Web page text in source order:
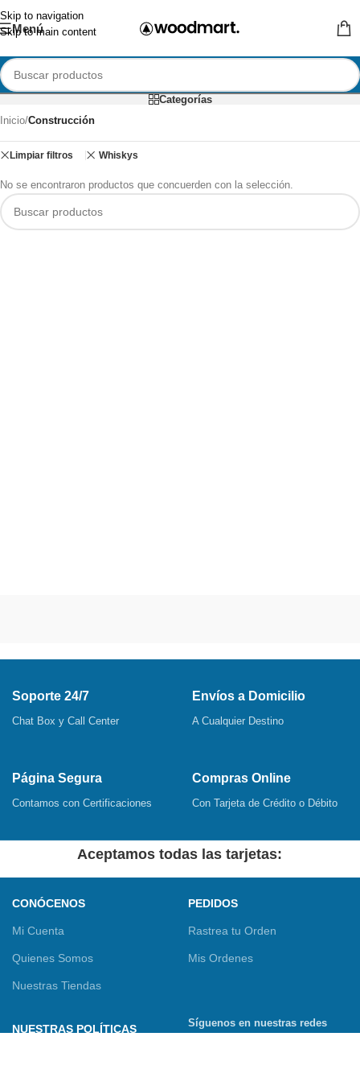
Skip to navigation
Skip to main content
Menú
Categorías
Inicio/Construcción
Limpiar filtros Whiskys
No se encontraron productos que concuerden con la selección.
Soporte 24/7
Chat Box y Call Center
Envíos a Domicilio
A Cualquier Destino
Página Segura
Contamos con Certificaciones
Compras Online
Con Tarjeta de Crédito o Débito
Aceptamos todas las tarjetas:
CONÓCENOS
Mi Cuenta
Quienes Somos
Nuestras Tiendas
PEDIDOS
Rastrea tu Orden
Mis Ordenes
NUESTRAS POLÍTICAS
Síguenos en nuestras redes